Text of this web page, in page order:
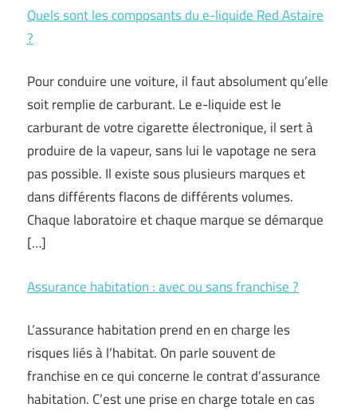
Quels sont les composants du e-liquide Red Astaire
?
Pour conduire une voiture, il faut absolument qu’elle
soit remplie de carburant. Le e-liquide est le
carburant de votre cigarette électronique, il sert à
produire de la vapeur, sans lui le vapotage ne sera
pas possible. Il existe sous plusieurs marques et
dans différents flacons de différents volumes.
Chaque laboratoire et chaque marque se démarque
[…]
Assurance habitation : avec ou sans franchise ?
L’assurance habitation prend en en charge les
risques liés à l’habitat. On parle souvent de
franchise en ce qui concerne le contrat d’assurance
habitation. C’est une prise en charge totale en cas